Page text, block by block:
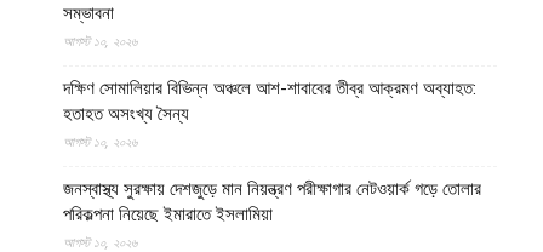
সম্ভাবনা
আগস্ট ১০, ২০২৬
দক্ষিণ সোমালিয়ার বিভিন্ন অঞ্চলে আশ-শাবাবের তীব্র আক্রমণ অব্যাহত:
হতাহত অসংখ্য সৈন্য
আগস্ট ১০, ২০২৬
জনস্বাস্থ্য সুরক্ষায় দেশজুড়ে মান নিয়ন্ত্রণ পরীক্ষাগার নেটওয়ার্ক গড়ে তোলার
পরিকল্পনা নিয়েছে ইমারাতে ইসলামিয়া
আগস্ট ১০, ২০২৬